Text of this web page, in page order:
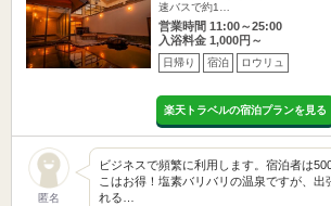
速バスで約1…
営業時間 11:00～25:00
入浴料金 1,000円～
日帰り 宿泊 ロウリュ
楽天トラベルの宿泊プランを見る
匿名
ビジネスで頻繁に利用します。宿泊者は
こはお得！塩素バリバリの温泉ですが、出
れる…